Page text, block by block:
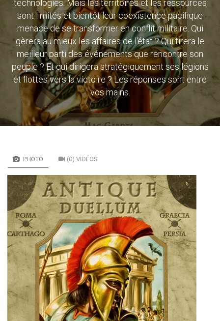
technologies. Mais les territoires et les ressources
sont limités et bientôt leur coexistence pacifique
menace de se transformer en conflit militaire. Qui
gèrera au mieux les affaires de l'état ? Qui tirera le
meilleur parti des événements que rencontre son
peuple ? Et qui dirigera stratégiquement ses légions
et flottes vers la victoire ? Les réponses sont entre
vos mains.
PHOTO (0) VIDÉOS